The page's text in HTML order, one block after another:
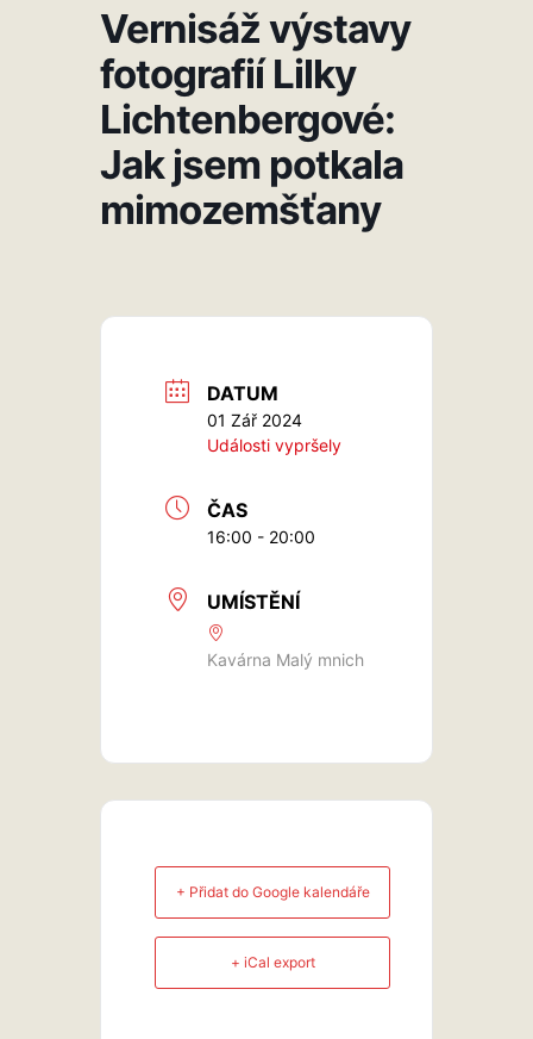
Vernisáž výstavy
fotografií Lilky
Lichtenbergové:
Jak jsem potkala
mimozemšťany
DATUM
01 Zář 2024
Události vypršely
ČAS
16:00 - 20:00
UMÍSTĚNÍ
Kavárna Malý mnich
+ Přidat do Google kalendáře
+ iCal export